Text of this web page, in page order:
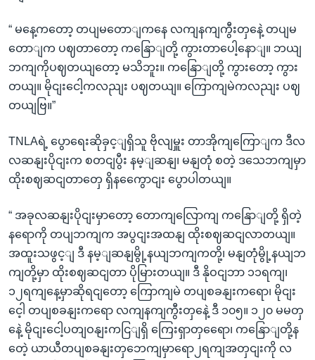
“ မနေ့ကတော့ တပျမတောျကနေ လကျနကျကွီးတှနေဲ့ တပျမ
တောျက ပဈတာတော့ ကနြောျတို့ ကွားတာပေါ့နောျ။ ဘယျ
ဘကျကိုပဈတယျတော့ မသိဘူး။ ကနြောျတို့ ကွားတော့ ကွား
တယျ။ မိုငျးငေါ့ကလညျး ပဈတယျ။ ကြောကျမဲကလညျး ပဈ
တယျဗြ။”
TNLAရဲ့ ပွောရေးဆိုခှင့ျရှိသူ ဗိုလျမှူး တာအိုကျကြောျက ဒီလ
လဆနျးပိုငျးက စတငျပွီး နမ့ျဆနျ၊ မနျတုံ စတဲ့ ဒသေဘကျမှာ
ထိုးစဈဆငျတာတှေ ရှိနကွေောငျး ပွောပါတယျ။
“ အခုလဆနျးပိုငျးမှာတော့ တောကျလြောကျ ကနြောျတို့ ရှိတဲ့
နရောကို တပျဘကျက အပွငျးအထနျ ထိုးစဈဆငျလာတယျ။
အထူးသဖွင့ျ ဒီ နမ့ျဆနျမွို့နယျဘကျကတို့၊ မနျတုံမွို့နယျဘ
ကျတို့မှာ ထိုးစဈဆငျတာ ပိုမြားတယျ။ ဒီ နိုဝငျဘာ ၁၁ရကျ၊
၁၂ရကျနေ့မှာဆိုရငျတော့ ကြောကျမဲ တပျစခနျးကရော၊ မိုငျး
ငေ့ါ တပျစခနျးကရော လကျနကျကွီးတှနေဲ့ ဒီ ၁၀၅။ ၁၂၀ မမတှ
နေဲ့ မိုငျးငေါ့ပတျဝနျးကငြျရှိ ကြေးရှာတှရေော၊ ကနြောျတို့န
တေဲ့ ယာယီတပျစခနျးတှဘေကျမှာရော၂ရကျအတှငျးကို လ